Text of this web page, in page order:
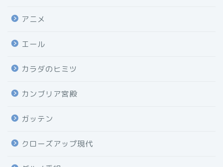
アニメ
エール
カラダのヒミツ
カンブリア宮殿
ガッテン
クローズアップ現代